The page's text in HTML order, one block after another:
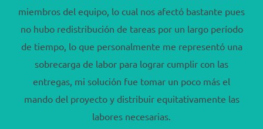
miembros del equipo, lo cual nos afectó bastante pues
no hubo redistribución de tareas por un largo período
de tiempo, lo que personalmente me representó una
sobrecarga de labor para lograr cumplir con las
entregas, mi solución fue tomar un poco más el
mando del proyecto y distribuir equitativamente las
labores necesarias.